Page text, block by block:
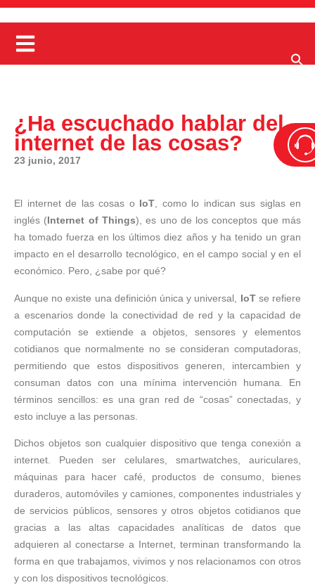
¿Ha escuchado hablar del
internet de las cosas?
23 junio, 2017
El internet de las cosas o IoT, como lo indican sus siglas en
inglés (Internet of Things), es uno de los conceptos que más
ha tomado fuerza en los últimos diez años y ha tenido un gran
impacto en el desarrollo tecnológico, en el campo social y en el
económico. Pero, ¿sabe por qué?
Aunque no existe una definición única y universal, IoTse refiere
a escenarios donde la conectividad de red y la capacidad de
computación se extiende a objetos, sensores y elementos
cotidianos que normalmente no se consideran computadoras,
permitiendo que estos dispositivos generen, intercambien y
consuman datos con una mínima intervención humana. En
términos sencillos: es una gran red de “cosas” conectadas, y
esto incluye a las personas.
Dichos objetos son cualquier dispositivo que tenga conexión a
internet. Pueden ser celulares, smartwatches, auriculares,
máquinas para hacer café, productos de consumo, bienes
duraderos, automóviles y camiones, componentes industriales y
de servicios públicos, sensores y otros objetos cotidianos que
gracias a las altas capacidades analíticas de datos que
adquieren al conectarse a Internet, terminan transformando la
forma en que trabajamos, vivimos y nos relacionamos con otros
y con los dispositivos tecnológicos.